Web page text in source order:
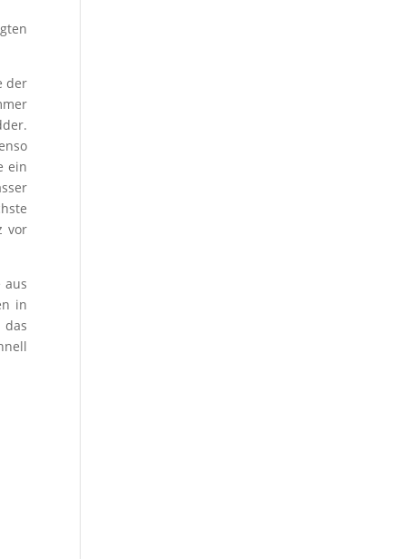
der
ein
vor
aus
in
das